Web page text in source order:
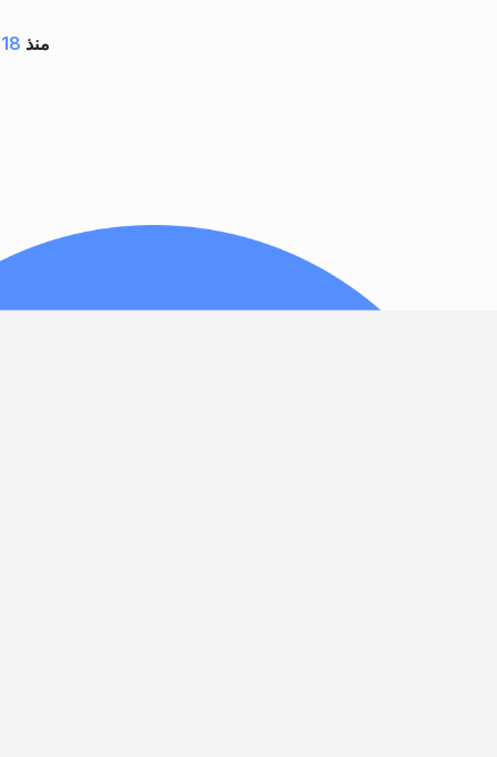
مستند بواسطة تطبيقات GroupDocs منذ